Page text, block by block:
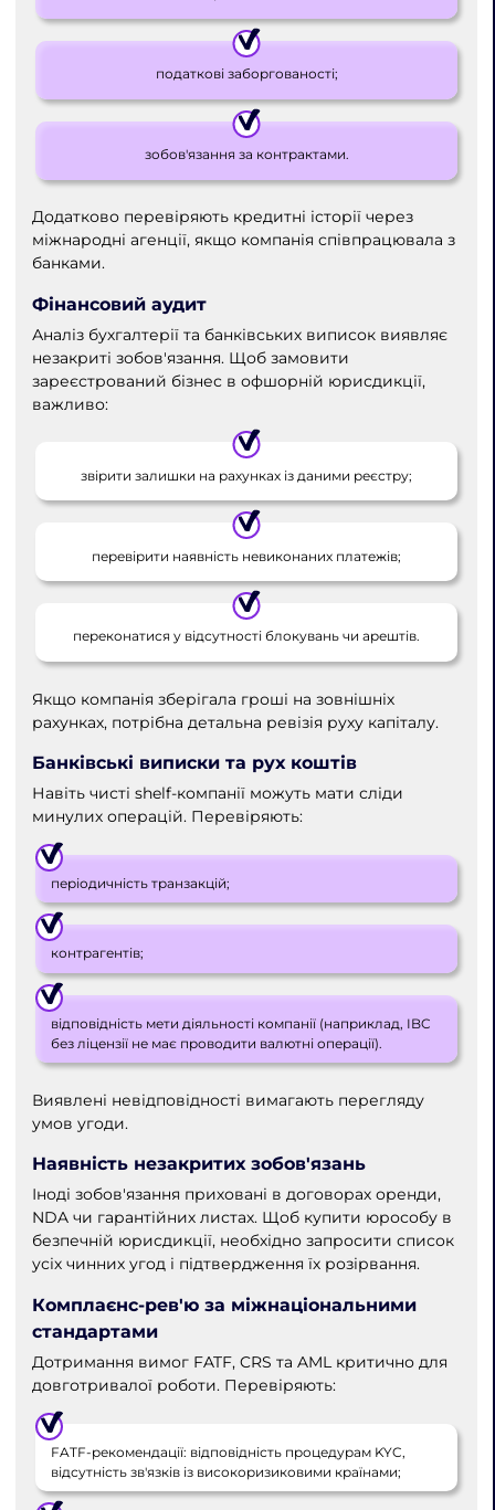
податкові заборгованості;
зобов'язання за контрактами.
Додатково перевіряють кредитні історії через
міжнародні агенції, якщо компанія співпрацювала з
банками.
Фінансовий аудит
Аналіз бухгалтерії та банківських виписок виявляє
незакриті зобов'язання. Щоб замовити
зареєстрований бізнес в офшорній юрисдикції,
важливо:
звірити залишки на рахунках із даними реєстру;
перевірити наявність невиконаних платежів;
переконатися у відсутності блокувань чи арештів.
Якщо компанія зберігала гроші на зовнішніх
рахунках, потрібна детальна ревізія руху капіталу.
Банківські виписки та рух коштів
Навіть чисті shelf-компанії можуть мати сліди
минулих операцій. Перевіряють:
періодичність транзакцій;
контрагентів;
відповідність мети діяльності компанії (наприклад, IBC
без ліцензії не має проводити валютні операції).
Виявлені невідповідності вимагають перегляду
умов угоди.
Наявність незакритих зобов'язань
Іноді зобов'язання приховані в договорах оренди,
NDA чи гарантійних листах. Щоб купити юрособу в
безпечній юрисдикції, необхідно запросити список
усіх чинних угод і підтвердження їх розірвання.
Комплаєнс-рев'ю за міжнаціональними
стандартами
Дотримання вимог FATF, CRS та AML критично для
довготривалої роботи. Перевіряють:
FATF-рекомендації: відповідність процедурам KYC,
відсутність зв'язків із високоризиковими країнами;